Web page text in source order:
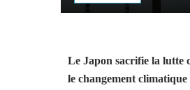
Le Japon sacrifie la lutte
le changement